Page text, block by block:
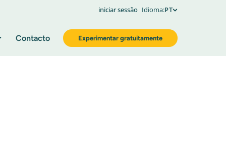
iniciar sessão Idioma:PT
Contacto Experimentar gratuitamente